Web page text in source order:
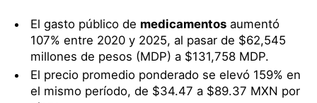
El gasto público de medicamentos aumentó
107% entre 2020 y 2025, al pasar de $62,545
millones de pesos (MDP) a $131,758 MDP.
El precio promedio ponderado se elevó 159% en
el mismo período, de $34.47 a $89.37 MXN por